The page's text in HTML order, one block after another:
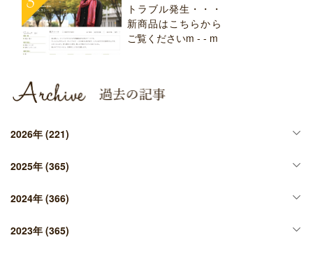
トラブル発生・・・
新商品はこちらから
ご覧くださいm - - m
2026年 (221)
2025年 (365)
2024年 (366)
2023年 (365)